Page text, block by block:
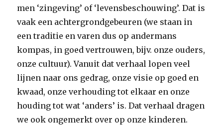
men ‘zingeving’ of ‘levensbeschouwing’. Dat is
vaak een achtergrondgebeuren (we staan in
een traditie en varen dus op andermans
kompas, in goed vertrouwen, bijv. onze ouders,
onze cultuur). Vanuit dat verhaal lopen veel
lijnen naar ons gedrag, onze visie op goed en
kwaad, onze verhouding tot elkaar en onze
houding tot wat ‘anders’ is. Dat verhaal dragen
we ook ongemerkt over op onze kinderen.